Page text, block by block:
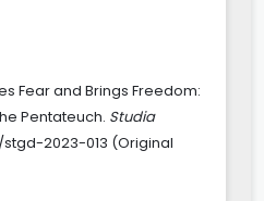
Fear and Brings Freedom:
Pentateuch. Studia
stgd-2023-013 (Original